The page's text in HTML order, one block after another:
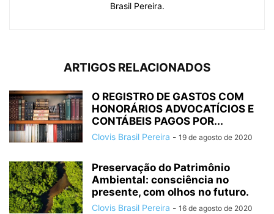
Brasil Pereira.
ARTIGOS RELACIONADOS
O REGISTRO DE GASTOS COM
HONORÁRIOS ADVOCATÍCIOS E
CONTÁBEIS PAGOS POR...
Clovis Brasil Pereira - 19 de agosto de 2020
Preservação do Patrimônio
Ambiental: consciência no
presente, com olhos no futuro.
Clovis Brasil Pereira - 16 de agosto de 2020